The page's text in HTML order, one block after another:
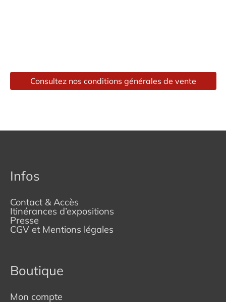
Consultez nos conditions générales de vente
Infos
Contact & Accès
Itinérances d’expositions
Presse
CGV et Mentions légales
Boutique
Mon compte